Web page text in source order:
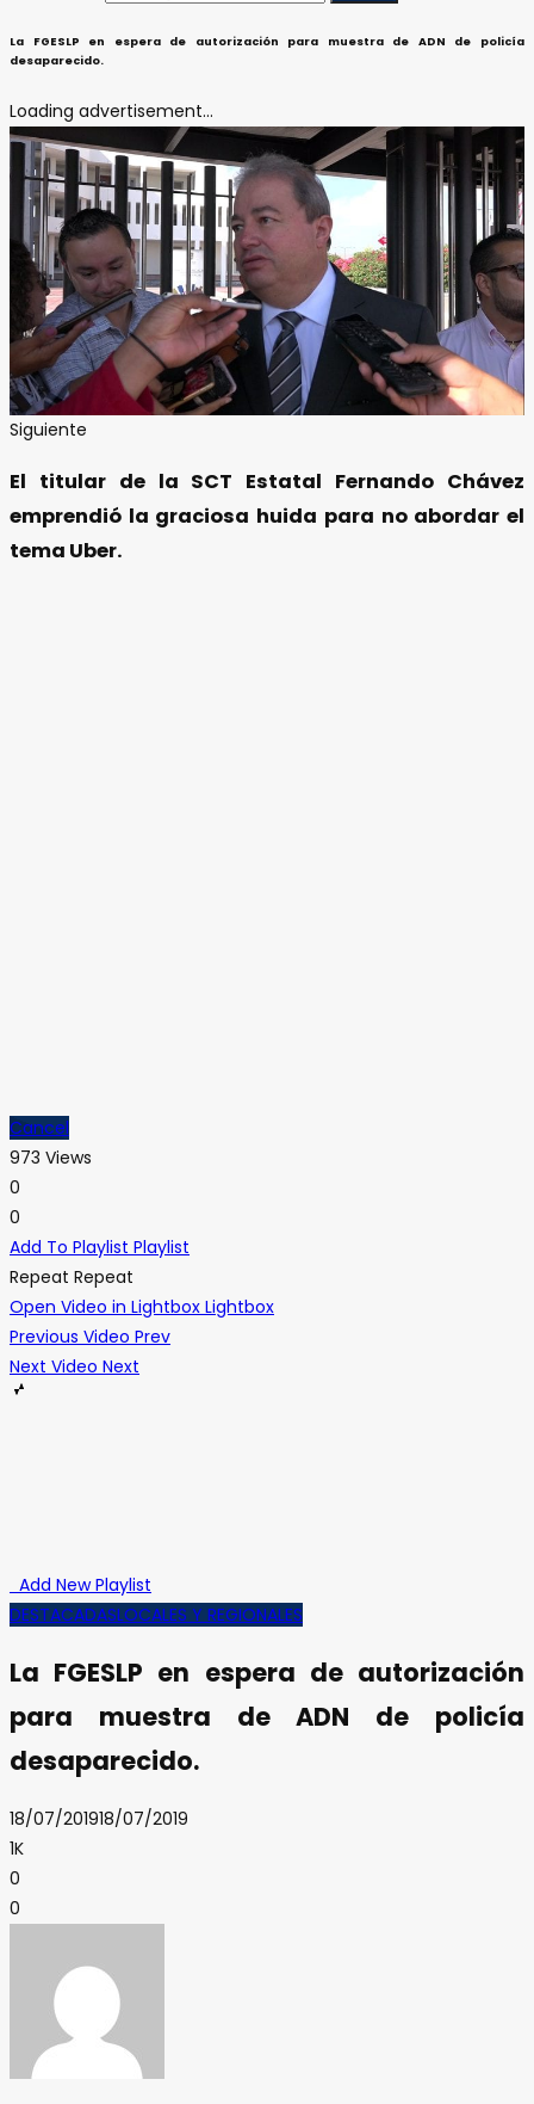
La FGESLP en espera de autorización para muestra de ADN de policía
desaparecido.
Loading advertisement...
Siguiente
El titular de la SCT Estatal Fernando Chávez
emprendió la graciosa huida para no abordar el
tema Uber.
Cancel
973 Views
0
0
Add To Playlist Playlist
Repeat Repeat
Open Video in Lightbox Lightbox
Previous Video Prev
Next Video Next
Add New Playlist
DESTACADASLOCALES Y REGIONALES
La FGESLP en espera de autorización
para muestra de ADN de policía
desaparecido.
18/07/201918/07/2019
1K
0
0